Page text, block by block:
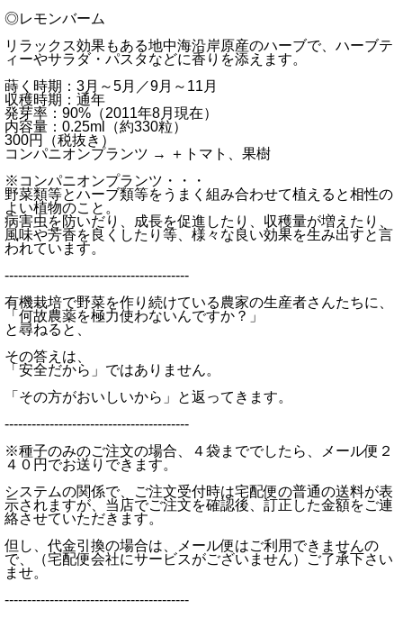
◎レモンバーム
リラックス効果もある地中海沿岸原産のハーブで、ハーブテ
ィーやサラダ・パスタなどに香りを添えます。
蒔く時期：3月～5月／9月～11月
収穫時期：通年
発芽率：90%（2011年8月現在）
内容量：0.25ml（約330粒）
300円（税抜き）
コンパニオンプランツ → ＋トマト、果樹
※コンパニオンプランツ・・・
野菜類等とハーブ類等をうまく組み合わせて植えると相性の
よい植物のこと。
病害虫を防いだり、成長を促進したり、収穫量が増えたり、
風味や芳香を良くしたり等、様々な良い効果を生み出すと言
われています。
-----------------------------------------
有機栽培で野菜を作り続けている農家の生産者さんたちに、
「何故農薬を極力使わないんですか？」
と尋ねると、
その答えは、
「安全だから」ではありません。
「その方がおいしいから」と返ってきます。
-----------------------------------------
※種子のみのご注文の場合、４袋まででしたら、メール便２
４０円でお送りできます。
システムの関係で、ご注文受付時は宅配便の普通の送料が表
示されますが、当店でご注文を確認後、訂正した金額をご連
絡させていただきます。
但し、代金引換の場合は、メール便はご利用できませんの
で、（宅配便会社にサービスがございません）ご了承下さい
ませ。
-----------------------------------------